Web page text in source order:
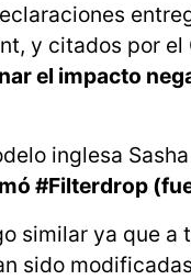
y citados por el
el impacto
inglesa
#Filterdrop
similar ya que
sido